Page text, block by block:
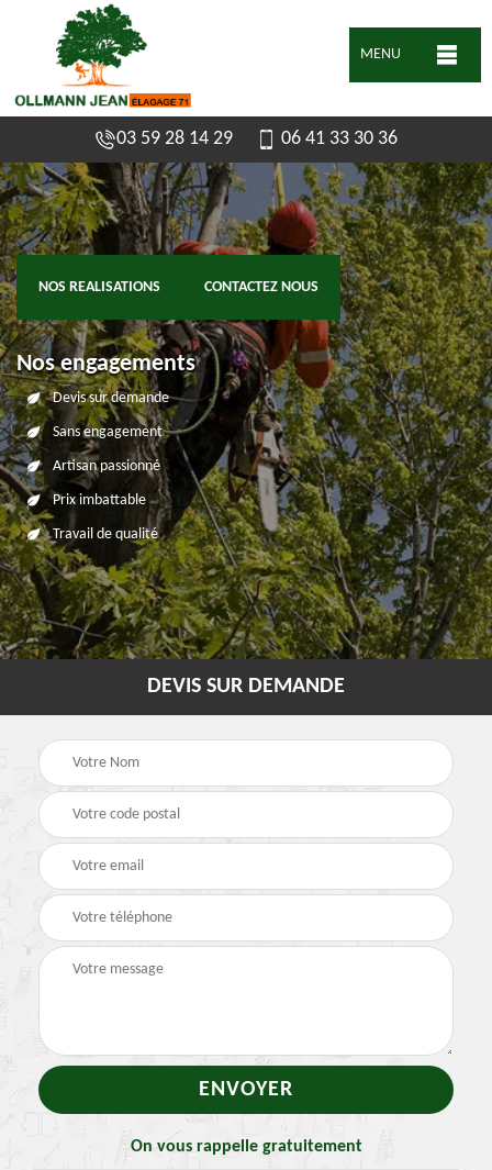
MENU
03 59 28 14 29 06 41 33 30 36
NOS REALISATIONS CONTACTEZ NOUS
Nos engagements
Devis sur demande
Sans engagement
Artisan passionné
Prix imbattable
Travail de qualité
DEVIS SUR DEMANDE
On vous rappelle gratuitement